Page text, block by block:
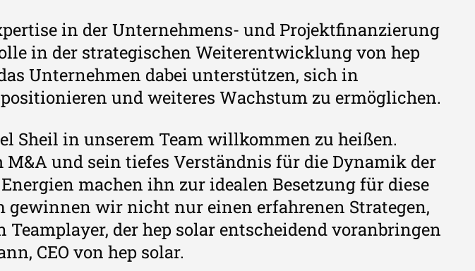
in der Unternehmens- und Projektfinanzierung
in der strategischen Weiterentwicklung von hep
Unternehmen dabei unterstützen, sich in
und weiteres Wachstum zu ermöglichen.
Sheil in unserem Team willkommen zu heißen.
M&A und sein tiefes Verständnis für die Dynamik der
machen ihn zur idealen Besetzung für diese
wir nicht nur einen erfahrenen Strategen,
Teamplayer, der hep solar entscheidend voranbringen
CEO von hep solar.